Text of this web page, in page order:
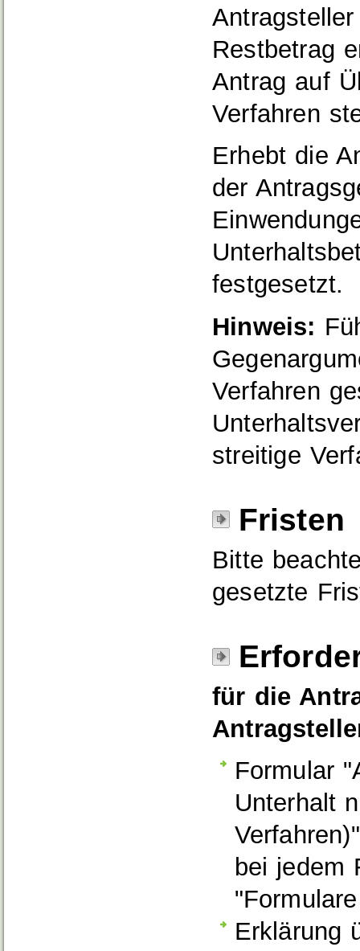
Restbetrag
Antrag auf
Verfahren
Erhebt die
der
festgesetzt.
Hinweis:
Verfahren
streitige
Fristen
Bitte
gesetzte
für die
Formular
Unterhalt
bei jedem
Erklärung